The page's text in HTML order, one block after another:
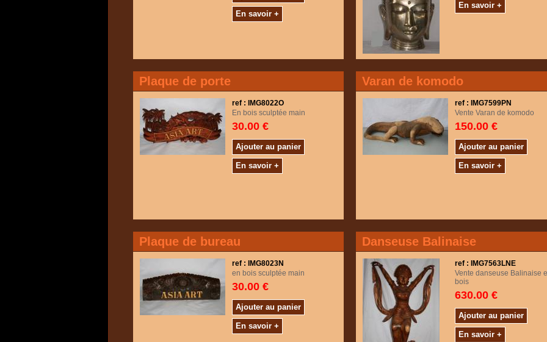
En savoir +
En savoir +
Plaque de porte
ref : IMG8022O
En bois sculptée main
30.00 €
Ajouter au panier
En savoir +
Varan de komodo
ref : IMG7599PN
Vente Varan de komodo
150.00 €
Ajouter au panier
En savoir +
Plaque de bureau
ref : IMG8023N
en bois sculptée main
30.00 €
Ajouter au panier
En savoir +
Danseuse Balinaise
ref : IMG7563LNE
Vente danseuse Balinaise
bois
630.00 €
Ajouter au panier
En savoir +